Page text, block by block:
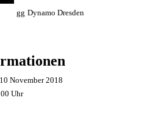
gg Dynamo Dresden
November 2018
Uhr